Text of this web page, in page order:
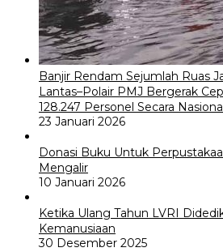
Banjir Rendam Sejumlah Ruas
Lantas–Polair PMJ Bergerak
128.247 Personel Secara
23 Januari 2026
Donasi Buku Untuk
Mengalir
10 Januari 2026
Ketika Ulang Tahun LVRI
Kemanusiaan
30 Desember 2025